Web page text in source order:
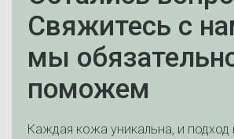
Свяжитесь с
мы
поможем
Каждая кожа уникальна, и подход